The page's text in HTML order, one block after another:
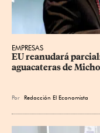
EMPRESAS
EU reanudará
aguacateras de
Por Redacción El Economista